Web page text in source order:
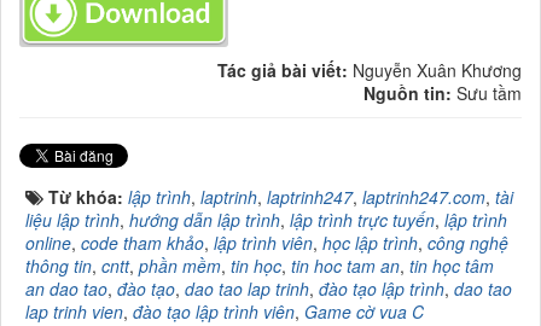
Tác giả bài viết: Nguyễn Xuân Khương
Nguồn tin: Sưu tầm
Từ khóa: lập trình, laptrinh, laptrinh247, laptrinh247.com, tài
liệu lập trình, hướng dẫn lập trình, lập trình trực tuyến, lập trình
online, code tham khảo, lập trình viên, học lập trình, công nghệ
thông tin, cntt, phần mềm, tin học, tin hoc tam an, tin học tâm
an dao tao, đào tạo, dao tao lap trinh, đào tạo lập trình, dao tao
lap trinh vien, đào tạo lập trình viên, Game cờ vua C